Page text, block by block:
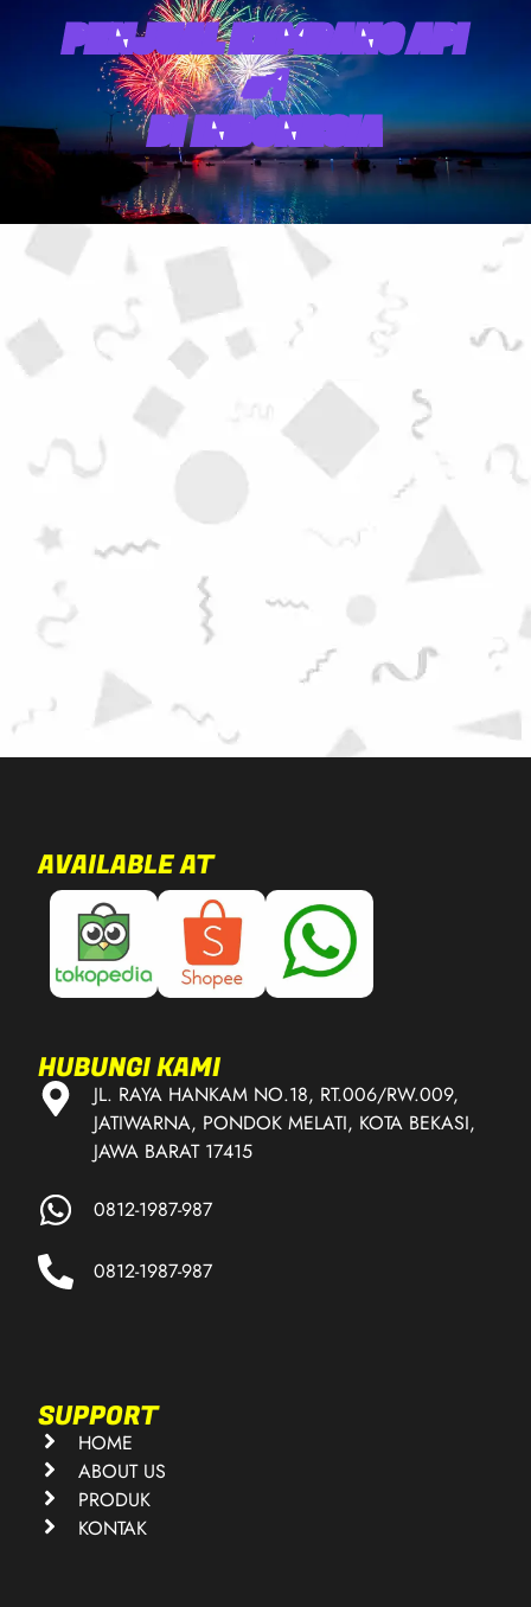
PENJUAL KEMBANG API
#1
DI INDONESIA
AVAILABLE AT
HUBUNGI KAMI
JL. RAYA HANKAM NO.18, RT.006/RW.009,
JATIWARNA, PONDOK MELATI, KOTA BEKASI,
JAWA BARAT 17415
0812-1987-987
0812-1987-987
SUPPORT
HOME
ABOUT US
PRODUK
KONTAK